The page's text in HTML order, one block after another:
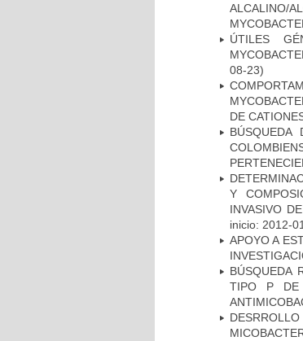
ALCALINO/
ÚTILES
08-23)
DE
BÚSQUEDA
Y
INVASIVO
inicio: 2012-
APOYO A
BÚSQUEDA
TIPO P DE